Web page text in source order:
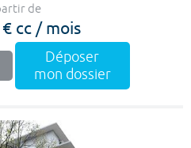
de
cc / mois
Déposer
mon dossier